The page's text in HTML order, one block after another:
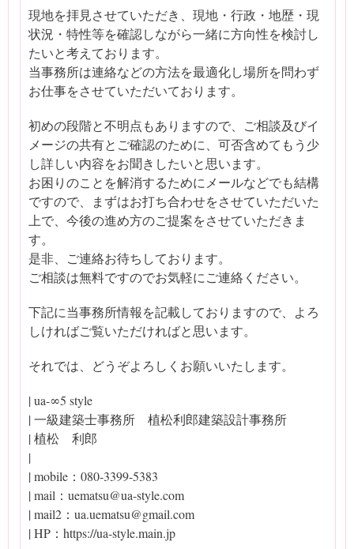
現地を拝見させていただき、現地・行政・地歴・現
状況・特性等を確認しながら一緒に方向性を検討し
たいと考えております。
当事務所は連絡などの方法を最適化し場所を問わず
お仕事をさせていただいております。
初めの段階と不明点もありますので、ご相談及びイ
メージの共有とご確認のために、可否含めてもう少
し詳しい内容をお聞きしたいと思います。
お困りのことを解消するためにメールなどでも結構
ですので、まずはお打ち合わせをさせていただいた
上で、今後の進め方のご提案をさせていただきま
す。
是非、ご連絡お待ちしております。
ご相談は無料ですのでお気軽にご連絡ください。
下記に当事務所情報を記載しておりますので、よろ
しければご覧いただければと思います。
それでは、どうぞよろしくお願いいたします。
| ua-∞5 style
| 一級建築士事務所 植松利郎建築設計事務所
| 植松 利郎
|
| mobile：080-3399-5383
| mail：uematsu@ua-style.com
| mail2：ua.uematsu@gmail.com
| HP：https://ua-style.main.jp